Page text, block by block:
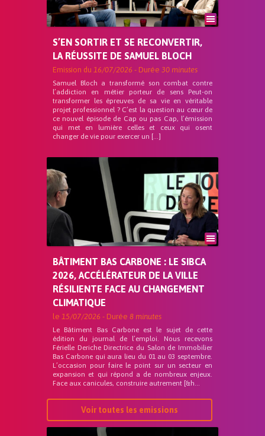
S’EN SORTIR ET SE RECONVERTIR,
LA RÉUSSITE DE SAMUEL BLOCH
Emission du 16/07/2026 - Durée 30 minutes
Samuel Bloch a transformé son combat contre
l’addiction en métier porteur de sens Peut-on
transformer les épreuves de sa vie en véritable
projet professionnel ? C’est la question au cœur de
ce nouvel épisode de Cap ou pas Cap, l’émission
qui met en lumière celles et ceux qui osent
changer de vie pour exercer un […]
BÂTIMENT BAS CARBONE : LE SIBCA
2026, ACCÉLÉRATEUR DE LA VILLE
RÉSILIENTE FACE AU CHANGEMENT
CLIMATIQUE
le 15/07/2026 - Durée 8 minutes
Le Bâtiment Bas Carbone est le sujet de cette
édition du journal de l’emploi. Nous recevons
Férielle Deriche Directrice du Salon de Immobilier
Bas Carbone qui aura lieu du 01 au 03 septembre.
L’occasion pour faire le point sur un secteur en
expansion et qui répond a de nombreux enjeux.
Face aux canicules, construire autrement [&h...
Voir toutes les emissions